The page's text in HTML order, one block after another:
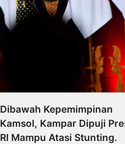
Dibawah Kepemimpinan
Kamsol, Kampar Dipuji
RI Mampu Atasi Stunting.